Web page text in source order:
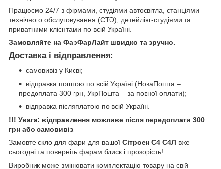
Працюємо 24/7 з фірмами, студіями автосвітла, станціями
технічного обслуговування (СТО), детейлінг-студіями та
приватними клієнтами по всій Україні.
Замовляйте на ФарФарЛайт швидко та зручно.
Доставка і відправлення:
самовивіз у Києві;
відправка поштою по всій Україні (НоваПошта –
предоплата 300 грн, УкрПошта – за повної оплати);
відправка післяплатою по всій Україні.
!!! Увага: відправлення можливе після передоплати 300
грн або самовивіз.
Замовте скло для фари для вашої Сітроен С4 С4Л вже
сьогодні та поверніть фарам блиск і прозорість!
Виробник може змінювати комплектацію товару на свій